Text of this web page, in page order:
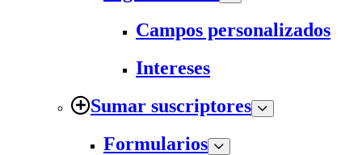
Campos personalizados
Intereses
Sumar suscriptores
Formularios